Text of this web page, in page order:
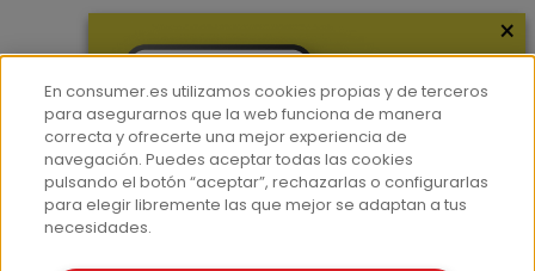
Hemeroteca
Contacto
Prensa
Corpus Lingüístico Consumer
×
En consumer.es utilizamos cookies propias y de terceros
para asegurarnos que la web funciona de manera
correcta y ofrecerte una mejor experiencia de
navegación. Puedes aceptar todas las cookies
pulsando el botón “aceptar”, rechazarlas o configurarlas
para elegir libremente las que mejor se adaptan a tus
necesidades.